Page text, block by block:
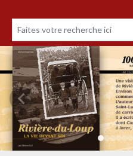
Faites votre recherche ici
Livres par page